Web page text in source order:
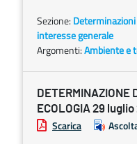
Sezione:
interesse generale
Argomenti:Ambiente e
DETERMINAZIONE
ECOLOGIA 29
Scarica